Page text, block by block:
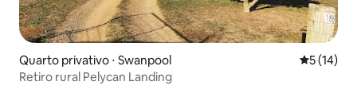
Quarto privativo ⋅ Swanpool 5 de uma
5 (14)
Retiro rural Pelycan Landing